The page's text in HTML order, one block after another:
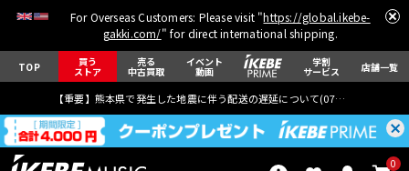
For Overseas Customers: Please visit "https://global.ikebe-
gakki.com/" for direct international shipping.
TOP 買う
ストア
売る
中古買取
イベント
動画
学割
サービス 店舗一覧
【重要】熊本県で発生した地震に伴う配送の遅延について(07月29日
0